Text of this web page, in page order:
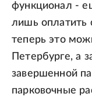
функционал -
лишь оплатить
теперь это
Петербурге, а
завершенной
парковочные